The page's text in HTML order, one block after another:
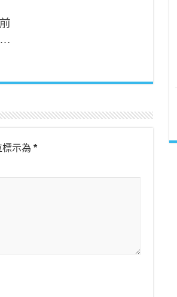
…
示為 *